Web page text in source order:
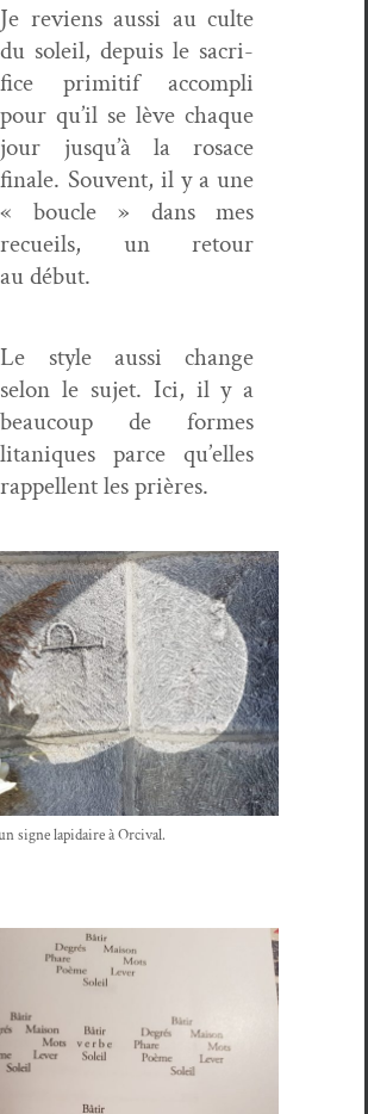
Je reviens aus­si au culte
du soleil, depuis le sac­ri­
fice prim­i­tif accom­pli
pour qu’il se lève chaque
jour jusqu’à la rosace
finale. Sou­vent, il y a une
« boucle » dans mes
recueils, un retour
au début.
Le style aus­si change
selon le sujet. Ici, il y a
beau­coup de formes
litaniques parce qu’elles
rap­pel­lent les prières.
signe lap­idaire à Orcival.